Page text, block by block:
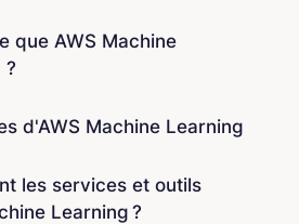
que AWS Machine
?
d'AWS Machine Learning
les services et outils
Learning ?